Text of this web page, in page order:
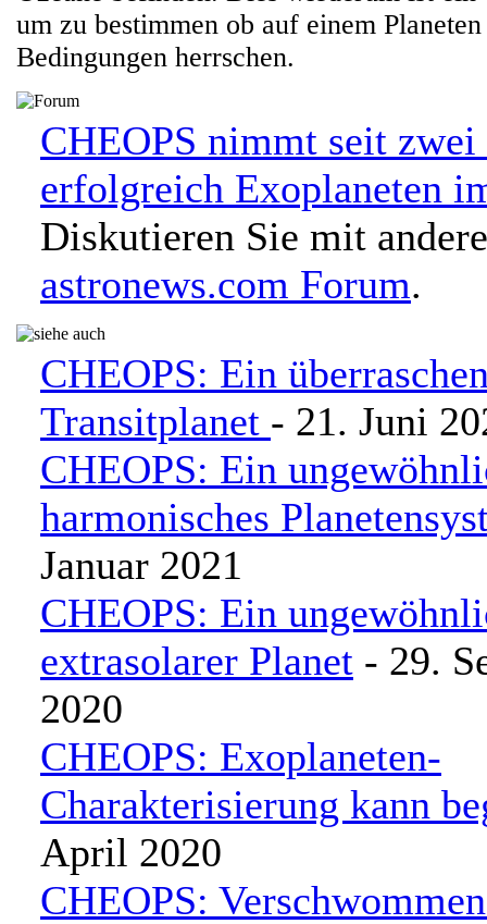
um zu bestimmen ob auf einem
Bedingungen herrschen.
CHEOPS nimmt seit zwei
erfolgreich Exoplaneten
Diskutieren Sie mit
astronews.com Forum.
CHEOPS: Ein
Transitplanet - 21. Juni
CHEOPS: Ein
harmonisches
Januar 2021
CHEOPS: Ein
extrasolarer Planet - 29.
2020
CHEOPS: Exoplaneten-
Charakterisierung kann
April 2020
CHEOPS: